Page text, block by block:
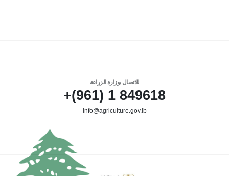
للاتصال بوزارة الزراعة
849618 1 (961)+
info@agriculture.gov.lb